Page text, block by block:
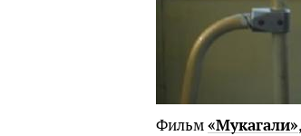
Фильм«Мукагали»